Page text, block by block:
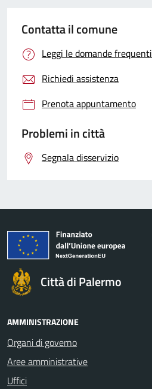
Contatta il comune
Leggi le domande frequenti
Richiedi assistenza
Prenota appuntamento
Problemi in città
Segnala disservizio
Città di Palermo
AMMINISTRAZIONE
Organi di governo
Aree amministrative
Uffici